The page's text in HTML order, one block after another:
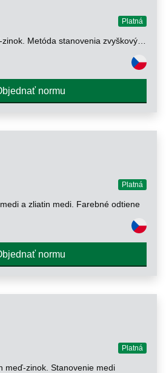
Platná
normu
Platná
a zliatin medi. Farebné odtiene
normu
Platná
meď-zinok. Stanovenie medi